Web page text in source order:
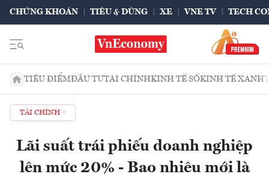
CHỨNG KHOÁN TIÊU & DÙNG XE VNE TV TECH
TIÊU ĐIỂMĐẦU TƯTÀI CHÍNHKINH TẾ SỐKINH TẾ XANH
TÀI CHÍNH
Lãi suất trái phiếu doanh nghiệp
lên mức 20% - Bao nhiêu mới là